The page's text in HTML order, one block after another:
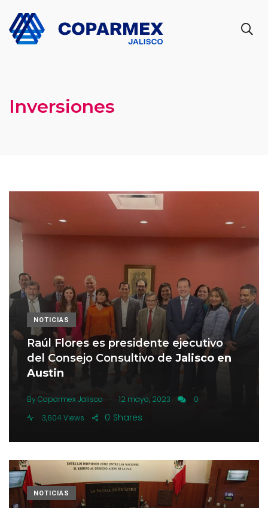
Inversiones
NOTICIAS
Raúl Flores es presidente ejecutivo
del Consejo Consultivo de Jalisco en
Austin
By Coparmex Jalisco . 12 mayo, 2023
0
3,604 Views
Shares
0
NOTICIAS